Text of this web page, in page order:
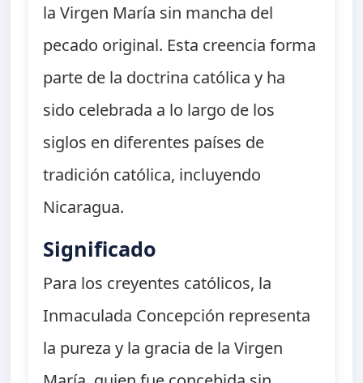
la Virgen María sin mancha del
pecado original. Esta creencia forma
parte de la doctrina católica y ha
sido celebrada a lo largo de los
siglos en diferentes países de
tradición católica, incluyendo
Nicaragua.
Significado
Para los creyentes católicos, la
Inmaculada Concepción representa
la pureza y la gracia de la Virgen